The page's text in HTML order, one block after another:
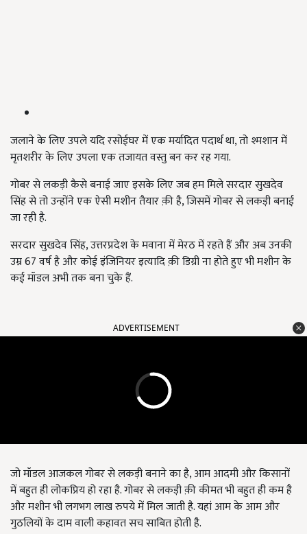
जलाने के लिए उपले यदि रसोईघर में एक मर्यादित पदार्थ था, तो श्मशान में
मृतशरीर के लिए उपला एक तजायत वस्तु बन कर रह गया.
गोबर से लकड़ी कैसे बनाई जाए इसके लिए जब हम मिले सरदार सुखदेव
सिंह से तो उन्होंने एक ऐसी मशीन तैयार क़ी है, जिसमें गोबर से लकड़ी बनाई
जा रही है.
सरदार सुखदेव सिंह, उत्तरप्रदेश के मवाना में मेरठ में रहते हैं और अब उनकी
उम्र 67 वर्ष है और कोई इंजिनियर इत्यादि क़ी डिग्री ना होते हुए भी मशीन के
कई मॉडल अभी तक बना चुके हैं.
ADVERTISEMENT
जो मॉडल आजकल गोबर से लकड़ी बनाने का है, आम आदमी और किसानों
में बहुत ही लोकप्रिय हो रहा है. गोबर से लकड़ी क़ी कीमत भी बहुत ही कम है
और मशीन भी लगभग लाख रुपये में मिल जाती है. यहां आम के आम और
गुठलियों के दाम वाली कहावत सच साबित होती है.